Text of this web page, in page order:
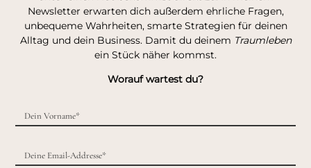
Newsletter erwarten dich außerdem ehrliche Fragen,
unbequeme Wahrheiten, smarte Strategien für deinen
Alltag und dein Business. Damit du deinem Traumleben
ein Stück näher kommst.
Worauf wartest du?